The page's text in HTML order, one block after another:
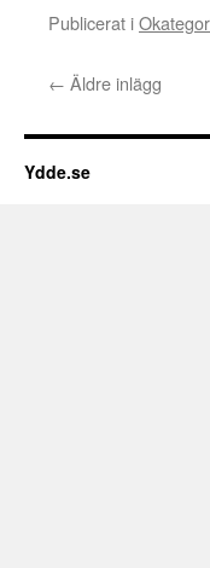
Publicerat i
← Äldre inlägg
Ydde.se